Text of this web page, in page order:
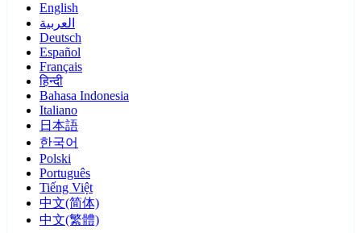
English
العربية
Deutsch
Español
Français
हिन्दी
Bahasa Indonesia
Italiano
日本語
한국어
Polski
Português
Tiếng Việt
中文(简体)
中文(繁體)